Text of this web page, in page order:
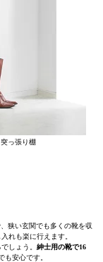
っ張り棚
狭い玄関でも多くの靴を収
れも楽に行えます。
しょう。 紳士用の靴で16
も安心です。